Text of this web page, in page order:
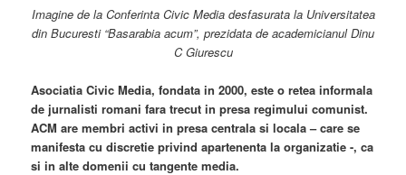
Imagine de la Conferinta Civic Media desfasurata la Universitatea
din Bucuresti “Basarabia acum”, prezidata de academicianul Dinu
C Giurescu
Asociatia Civic Media, fondata in 2000, este o retea informala
de jurnalisti romani fara trecut in presa regimului comunist.
ACM are membri activi in presa centrala si locala – care se
manifesta cu discretie privind apartenenta la organizatie -, ca
si in alte domenii cu tangente media.